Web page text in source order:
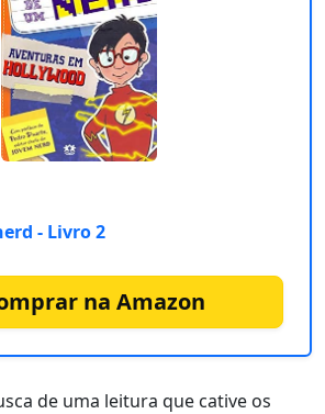
- Livro 2
na Amazon
de uma leitura que cative os